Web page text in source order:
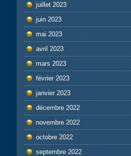
juillet 2023
juin 2023
mai 2023
avril 2023
mars 2023
février 2023
janvier 2023
décembre 2022
novembre 2022
octobre 2022
septembre 2022